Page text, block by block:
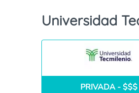
Universidad
PRIVADA - $$$